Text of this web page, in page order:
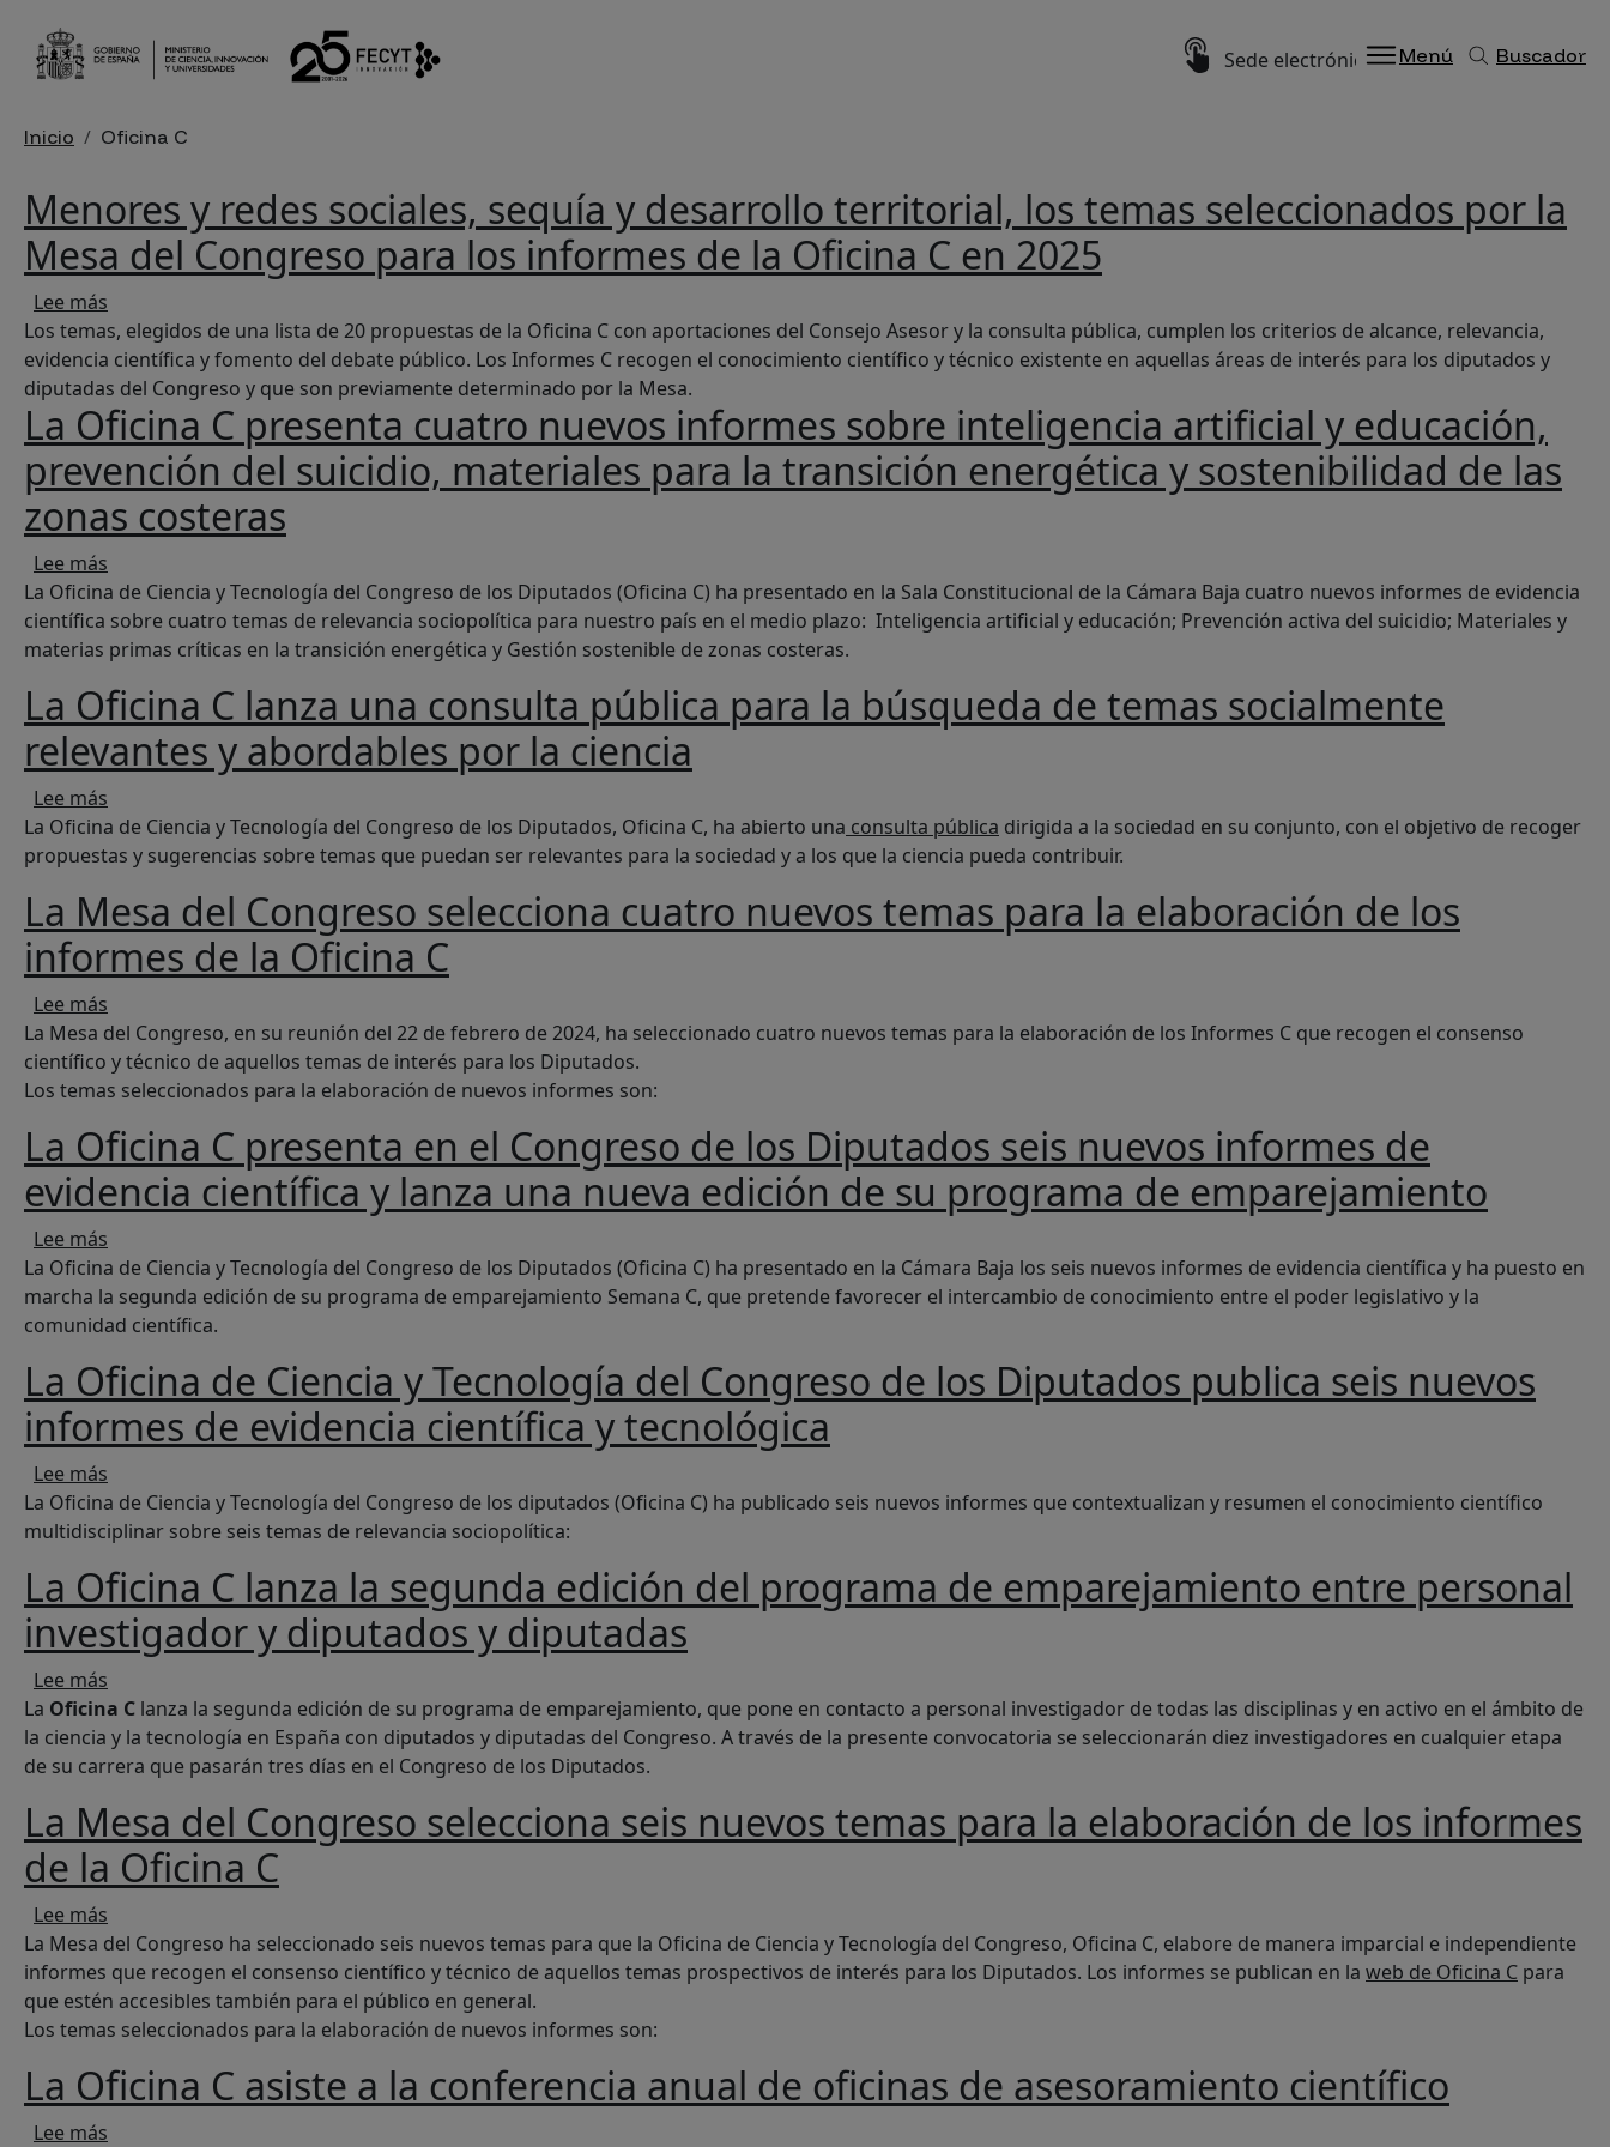
Menú
ImagenSede electrónica Buscador
Sobrescribir enlaces de ayuda a la navegación
Inicio Oficina C
Menores y redes sociales, sequía y desarrollo territorial, los temas seleccionados por la
Mesa del Congreso para los informes de la Oficina C en 2025
Lee más
Los temas, elegidos de una lista de 20 propuestas de la Oficina C con aportaciones del Consejo Asesor y la consulta pública, cumplen los criterios de alcance, relevancia,
evidencia científica y fomento del debate público. Los Informes C recogen el conocimiento científico y técnico existente en aquellas áreas de interés para los diputados y
diputadas del Congreso y que son previamente determinado por la Mesa.
La Oficina C presenta cuatro nuevos informes sobre inteligencia artificial y educación,
prevención del suicidio, materiales para la transición energética y sostenibilidad de las
zonas costeras
Lee más
La Oficina de Ciencia y Tecnología del Congreso de los Diputados (Oficina C) ha presentado en la Sala Constitucional de la Cámara Baja cuatro nuevos informes de evidencia
científica sobre cuatro temas de relevancia sociopolítica para nuestro país en el medio plazo: Inteligencia artificial y educación; Prevención activa del suicidio; Materiales y
materias primas críticas en la transición energética y Gestión sostenible de zonas costeras.
La Oficina C lanza una consulta pública para la búsqueda de temas socialmente
relevantes y abordables por la ciencia
Lee más
La Oficina de Ciencia y Tecnología del Congreso de los Diputados, Oficina C, ha abierto una consulta pública dirigida a la sociedad en su conjunto, con el objetivo de recoger
propuestas y sugerencias sobre temas que puedan ser relevantes para la sociedad y a los que la ciencia pueda contribuir.
La Mesa del Congreso selecciona cuatro nuevos temas para la elaboración de los
informes de la Oficina C
Lee más
La Mesa del Congreso, en su reunión del 22 de febrero de 2024, ha seleccionado cuatro nuevos temas para la elaboración de los Informes C que recogen el consenso
científico y técnico de aquellos temas de interés para los Diputados.
Los temas seleccionados para la elaboración de nuevos informes son:
La Oficina C presenta en el Congreso de los Diputados seis nuevos informes de
evidencia científica y lanza una nueva edición de su programa de emparejamiento
Lee más
La Oficina de Ciencia y Tecnología del Congreso de los Diputados (Oficina C) ha presentado en la Cámara Baja los seis nuevos informes de evidencia científica y ha puesto en
marcha la segunda edición de su programa de emparejamiento Semana C, que pretende favorecer el intercambio de conocimiento entre el poder legislativo y la
comunidad científica.
La Oficina de Ciencia y Tecnología del Congreso de los Diputados publica seis nuevos
informes de evidencia científica y tecnológica
Lee más
La Oficina de Ciencia y Tecnología del Congreso de los diputados (Oficina C) ha publicado seis nuevos informes que contextualizan y resumen el conocimiento científico
multidisciplinar sobre seis temas de relevancia sociopolítica:
La Oficina C lanza la segunda edición del programa de emparejamiento entre personal
investigador y diputados y diputadas
Lee más
La Oficina C lanza la segunda edición de su programa de emparejamiento, que pone en contacto a personal investigador de todas las disciplinas y en activo en el ámbito de
la ciencia y la tecnología en España con diputados y diputadas del Congreso. A través de la presente convocatoria se seleccionarán diez investigadores en cualquier etapa
de su carrera que pasarán tres días en el Congreso de los Diputados.
La Mesa del Congreso selecciona seis nuevos temas para la elaboración de los informes
de la Oficina C
Lee más
La Mesa del Congreso ha seleccionado seis nuevos temas para que la Oficina de Ciencia y Tecnología del Congreso, Oficina C, elabore de manera imparcial e independiente
informes que recogen el consenso científico y técnico de aquellos temas prospectivos de interés para los Diputados. Los informes se publican en la web de Oficina C para
que estén accesibles también para el público en general.
Los temas seleccionados para la elaboración de nuevos informes son:
La Oficina C asiste a la conferencia anual de oficinas de asesoramiento científico
Lee más